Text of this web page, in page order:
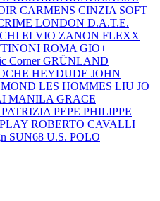
CARMENS CINZIA SOFT
LONDON D.A.T.E.
ELVIO ZANON FLEXX
ROMA GIO+
CornerGRÜNLAND
HEYDUDE JOHN
LES HOMMES LIU JO
MANILA GRACE
PATRIZIA PEPE PHILIPPE
ROBERTO CAVALLI
SUN68 U.S. POLO